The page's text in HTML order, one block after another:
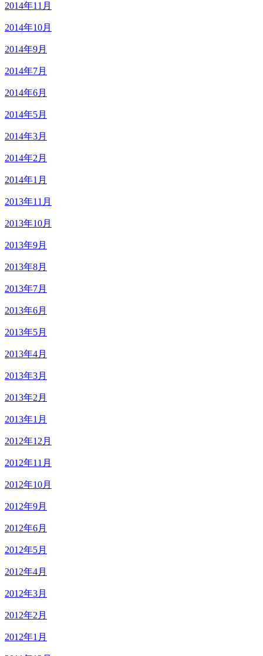
2014年11月
2014年10月
2014年9月
2014年7月
2014年6月
2014年5月
2014年3月
2014年2月
2014年1月
2013年11月
2013年10月
2013年9月
2013年8月
2013年7月
2013年6月
2013年5月
2013年4月
2013年3月
2013年2月
2013年1月
2012年12月
2012年11月
2012年10月
2012年9月
2012年6月
2012年5月
2012年4月
2012年3月
2012年2月
2012年1月